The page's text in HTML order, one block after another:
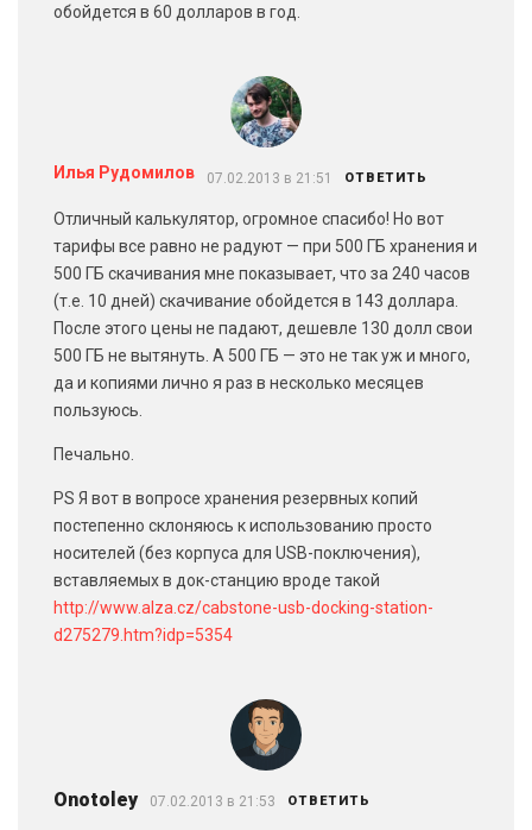
обойдется в 60 долларов в год.
Илья Рудомилов 07.02.2013 в 21:51 ОТВЕТИТЬ
Отличный калькулятор, огромное спасибо! Но вот
тарифы все равно не радуют — при 500 ГБ хранения и
500 ГБ скачивания мне показывает, что за 240 часов
(т.е. 10 дней) скачивание обойдется в 143 доллара.
После этого цены не падают, дешевле 130 долл свои
500 ГБ не вытянуть. А 500 ГБ — это не так уж и много,
да и копиями лично я раз в несколько месяцев
пользуюсь.
Печально.
PS Я вот в вопросе хранения резервных копий
постепенно склоняюсь к использованию просто
носителей (без корпуса для USB-поключения),
вставляемых в док-станцию вроде такой
http://www.alza.cz/cabstone-usb-docking-station-
d275279.htm?idp=5354
Onotoley 07.02.2013 в 21:53 ОТВЕТИТЬ